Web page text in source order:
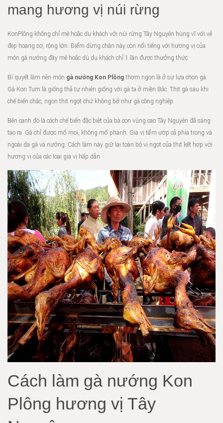
mang hương vị núi rừng
KonPlông không chỉ mê hoặc du khách với núi rừng Tây Nguyên hùng vĩ với vẻ
đẹp hoang sơ, rộng lớn. Điểm dừng chân này còn nổi tiếng với hương vị của
món gà nướng đầy mê hoặc dù du khách chỉ 1 lần được thưởng thức.
Bí quyết làm nên món gà nướng Kon Plông thơm ngon là ở sự lựa chọn gà.
Gà Kon Tum là giống thả tự nhiên giống với gà ta ở miền Bắc. Thịt gà sau khi
chế biến chắc, ngon thịt ngọt chứ không bở như gà công nghiệp.
Bên cạnh đó là cách chế biến đặc biệt của bà con vùng cao Tây Nguyên đã sáng
tạo ra. Gà chỉ được mổ moi, không mổ phanh. Gia vị tẩm ướp cả phía trong và
ngoài da gà và nướng. Cách làm này giữ lại toàn bộ vị ngọt của thịt kết hợp với
hương vị của các loại gia vị hấp dẫn.
Cách làm gà nướng Kon
Plông hương vị Tây